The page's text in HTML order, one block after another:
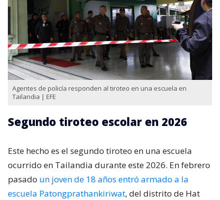
Agentes de policía responden al tiroteo en una escuela en
Tailandia | EFE
Segundo tiroteo escolar en 2026
Este hecho es el segundo tiroteo en una escuela
ocurrido en Tailandia durante este 2026. En febrero
pasado un joven de 18 años entró armado a la
escuela Patongprathankiriwat, del distrito de Hat